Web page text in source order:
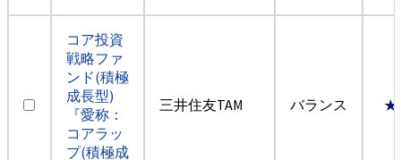
コア投資
戦略ファ
ンド(積極
成長型)
『愛称：
コアラッ
プ(積極成
三井住友TAM バランス